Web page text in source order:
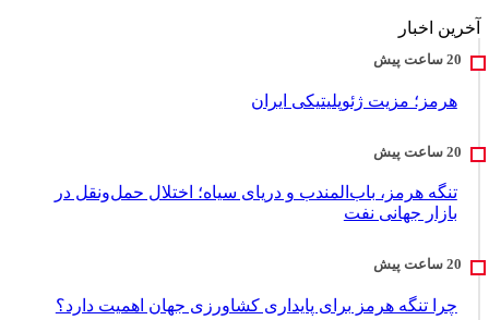
آخرین اخبار
هرمز؛ مزیت ژئوپلیتیکی ایران
تنگه هرمز، باب‌المندب و دریای سیاه؛ اختلال حمل‌ونقل در
بازار جهانی نفت
چرا تنگه هرمز برای پایداری کشاورزی جهان اهمیت دارد؟